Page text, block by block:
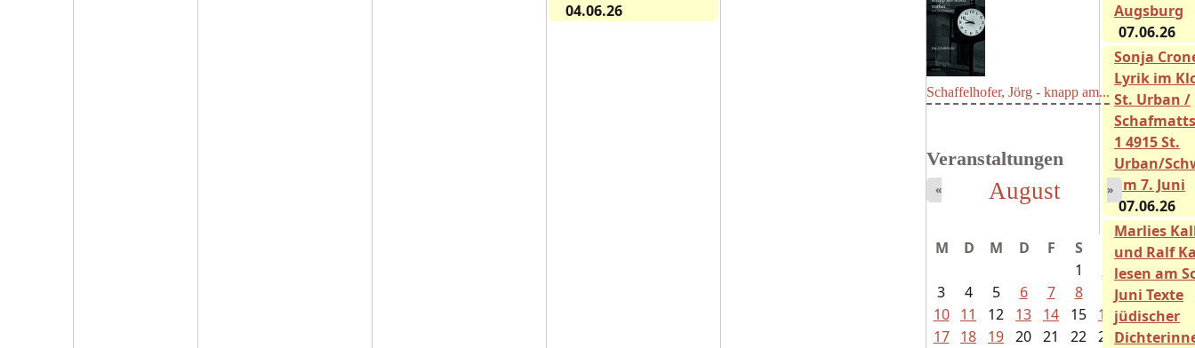
04.06.26
Augsburg
07.06.26
Sonja
Lyrik im
St. Urban /
1 4915 St.
Urban/
am 7. Juni
07.06.26
Marlies
und Ralf
lesen am
Juni Texte
jüdischer
Schaffelhofer, Jörg - knapp am...
Veranstaltungen
August
« »
M D M D F S
1
3
4 5 6 7 8
10
11 12 13 14 15
16
17
18 19 20 21 22 23